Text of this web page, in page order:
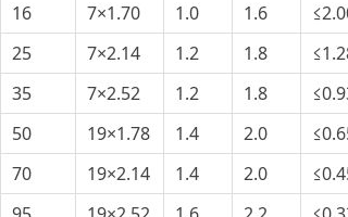
16
7×1.70 1.0 1.6
≤2.00
25
7×2.14 1.2 1.8
≤1.28
35
7×2.52 1.2 1.8
≤0.93
50
19×1.78 1.4 2.0
≤0.65
70
19×2.14 1.4 2.0
≤0.45